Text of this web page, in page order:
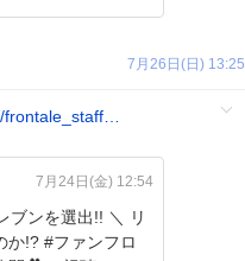
7月26日(日) 13:25
frontale_staff…
7月24日(金) 12:54
ンを選出!! ＼ リ
か!? #ファンフロ